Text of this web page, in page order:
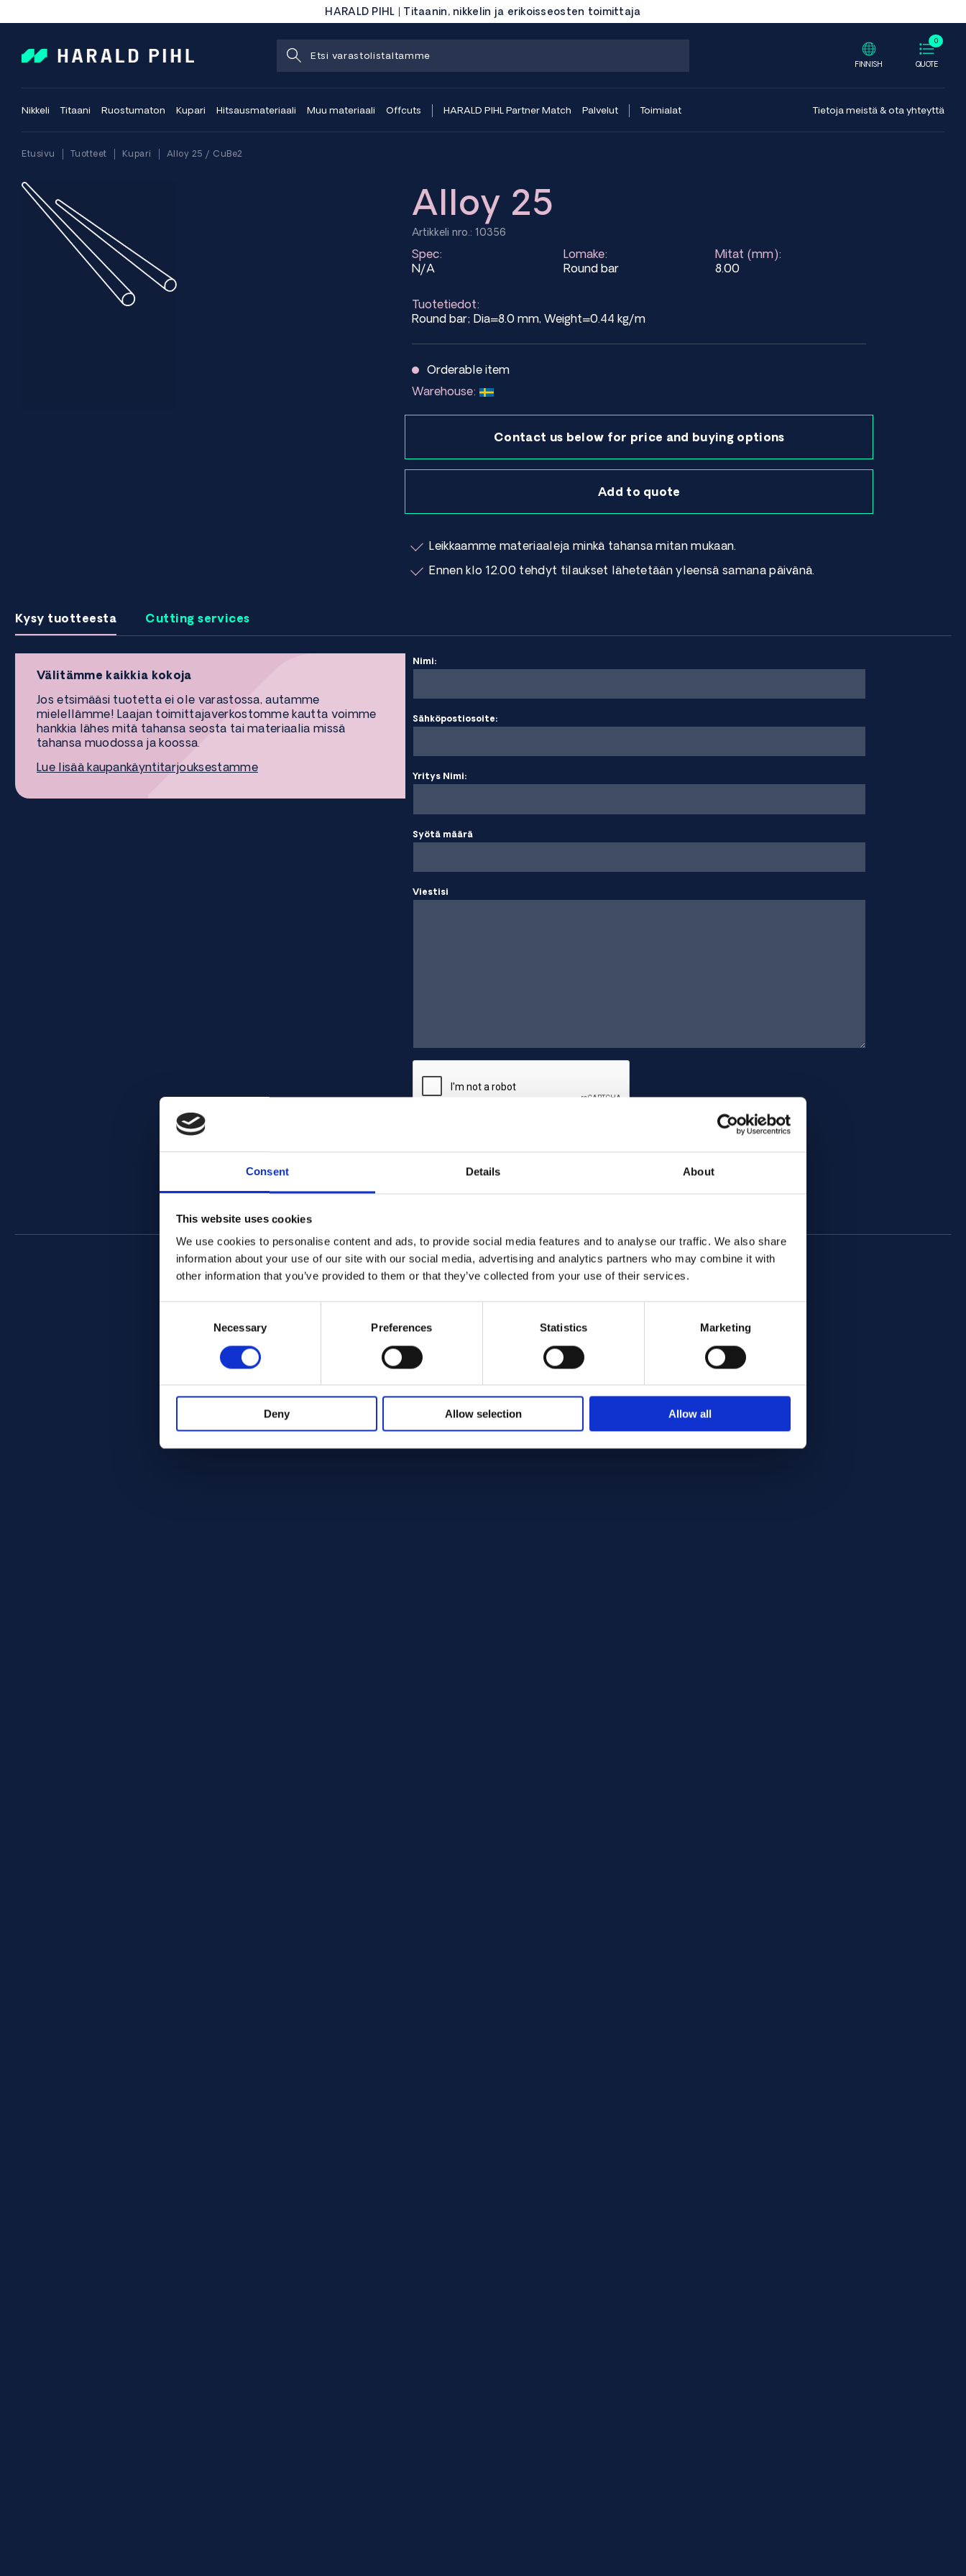
Consent Details About
This website uses cookies
We use cookies to personalise content and ads, to provide social media features and to analyse our traffic. We also share
information about your use of our site with our social media, advertising and analytics partners who may combine it with
other information that you’ve provided to them or that they’ve collected from your use of their services.
Necessary Preferences Statistics Marketing
Deny Allow selection Allow all
HARALD PIHL | Titaanin, nikkelin ja erikoisseosten toimittaja
0
QUOTE
FINNISH
Nikkeli Titaani Ruostumaton Kupari Hitsausmateriaali Muu materiaali Offcuts HARALD PIHL Partner Match Palvelut Toimialat Tietoja meistä & ota yhteyttä
Etusivu Tuotteet Kupari Alloy 25 / CuBe2
Alloy 25
Artikkeli nro.: 10356
Spec:
N/A
Lomake:
Round bar
Mitat (mm):
8.00
Tuotetiedot:
Round bar; Dia=8.0 mm, Weight=0.44 kg/m
Orderable item
Warehouse:
Contact us below for price and buying options
Add to quote
Leikkaamme materiaaleja minkä tahansa mitan mukaan.
Ennen klo 12.00 tehdyt tilaukset lähetetään yleensä samana päivänä.
Kysy tuotteesta Cutting services
Välitämme kaikkia kokoja
Jos etsimääsi tuotetta ei ole varastossa, autamme
mielellämme! Laajan toimittajaverkostomme kautta voimme
hankkia lähes mitä tahansa seosta tai materiaalia missä
tahansa muodossa ja koossa.
Lue lisää kaupankäyntitarjouksestamme
Nimi:
Sähköpostiosoite:
Yritys Nimi:
Syötä määrä
Viestisi
Lähetä